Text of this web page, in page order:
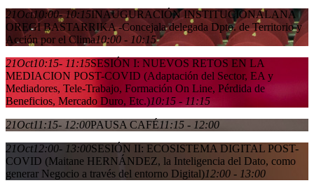
21Oct10:00- 10:15INAUGURACIÓN INSTITUCIONALANA
OREGI BASTARRIKA -Concejala delegada Dpto. de Territorio y
Acción por el Clima10:00 - 10:15
21Oct10:15- 11:15SESIÓN I: NUEVOS RETOS EN LA
MEDIACION POST-COVID (Adaptación del Sector, EA y
Mediadores, Tele-Trabajo, Formación On Line, Pérdida de
Beneficios, Mercado Duro, Etc.)10:15 - 11:15
21Oct11:15- 12:00PAUSA CAFÉ11:15 - 12:00
21Oct12:00- 13:00SESIÓN II: ECOSISTEMA DIGITAL POST-
COVID (Maitane HERNÁNDEZ, la Inteligencia del Dato, como
generar Negocio a través del entorno Digital)12:00 - 13:00